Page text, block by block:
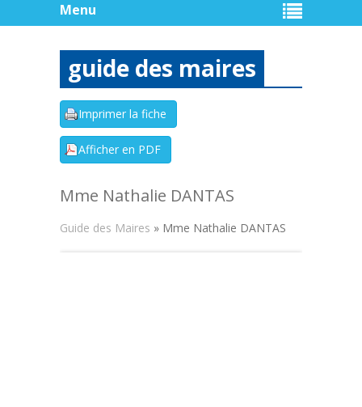
Menu
guide des maires
Mme Nathalie DANTAS
Guide des Maires » Mme Nathalie DANTAS